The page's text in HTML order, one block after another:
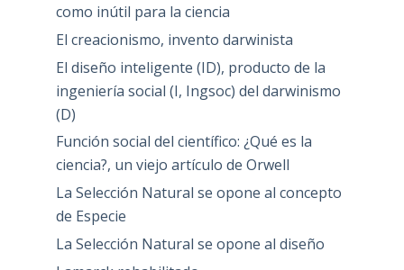
como inútil para la ciencia
El creacionismo, invento darwinista
El diseño inteligente (ID), producto de la
ingeniería social (I, Ingsoc) del darwinismo
(D)
Función social del científico: ¿Qué es la
ciencia?, un viejo artículo de Orwell
La Selección Natural se opone al concepto
de Especie
La Selección Natural se opone al diseño